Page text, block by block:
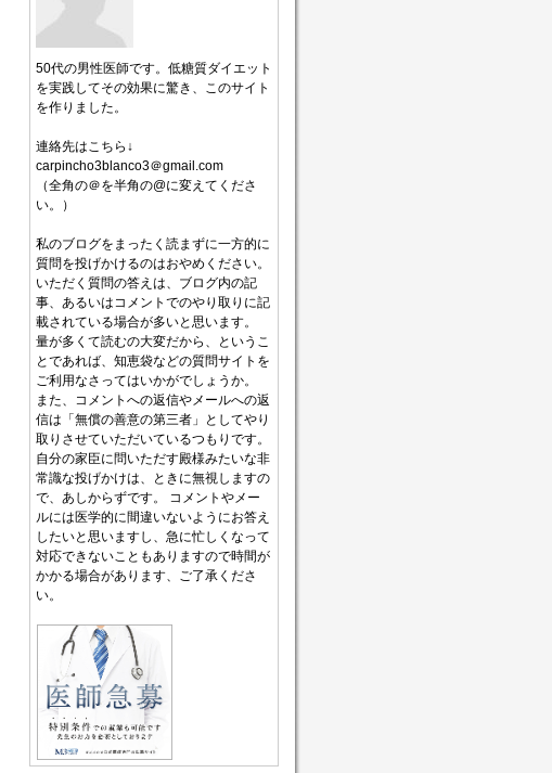
50代の男性医師です。低糖質ダイエット
を実践してその効果に驚き、このサイト
を作りました。
連絡先はこちら↓
carpincho3blanco3＠gmail.com
（全角の＠を半角の@に変えてくださ
い。）
私のブログをまったく読まずに一方的に
質問を投げかけるのはおやめください。
いただく質問の答えは、ブログ内の記
事、あるいはコメントでのやり取りに記
載されている場合が多いと思います。
量が多くて読むの大変だから、というこ
とであれば、知恵袋などの質問サイトを
ご利用なさってはいかがでしょうか。
また、コメントへの返信やメールへの返
信は「無償の善意の第三者」としてやり
取りさせていただいているつもりです。
自分の家臣に問いただす殿様みたいな非
常識な投げかけは、ときに無視しますの
で、あしからずです。 コメントやメー
ルには医学的に間違いないようにお答え
したいと思いますし、急に忙しくなって
対応できないこともありますので時間が
かかる場合があります、ご了承くださ
い。